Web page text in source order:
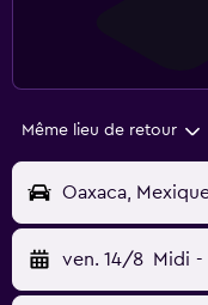
Même lieu de retour
ven. 14/8 Midi -